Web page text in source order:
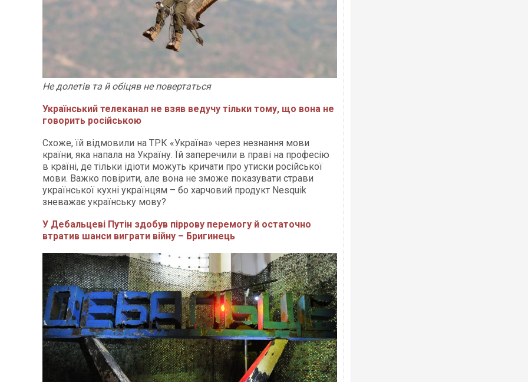
Не долетів та й обіцяв не повертаться
Український телеканал не взяв ведучу тільки тому, що вона не
говорить російською
Схоже, їй відмовили на ТРК «Україна» через незнання мови
країни, яка напала на Україну. Їй заперечили в праві на професію
в країні, де тільки ідіоти можуть кричати про утиски російської
мови. Важко повірити, але вона не зможе показувати страви
української кухні українцям – бо харчовий продукт Nesquik
зневажає українську мову?
У Дебальцеві Путін здобув піррову перемогу й остаточно
втратив шанси виграти війну – Бригинець